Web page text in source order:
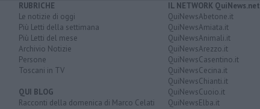
RUBRICHE
Le notizie di oggi
Più Letti della settimana
Più Letti del mese
Archivio Notizie
Persone
Toscani in TV
QUI BLOG
Racconti della domenica di Marco Celati
IL NETWORK QuiNews.net
QuiNewsAbetone.it
QuiNewsAmiata.it
QuiNewsAnimali.it
QuiNewsArezzo.it
QuiNewsCasentino.it
QuiNewsCecina.it
QuiNewsChianti.it
QuiNewsCuoio.it
QuiNewsElba.it